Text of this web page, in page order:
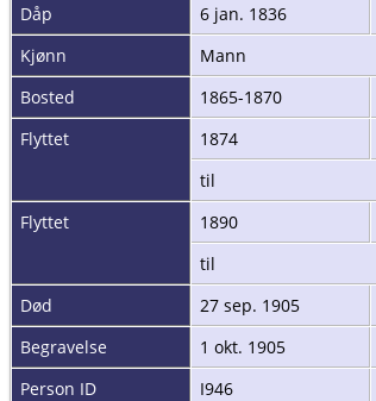
Dåp
6 jan. 1836
Kjønn
Mann
Bosted
1865-1870
Flyttet
1874
til
Flyttet
1890
til
Død
27 sep. 1905
Begravelse
1 okt. 1905
Person ID
I946